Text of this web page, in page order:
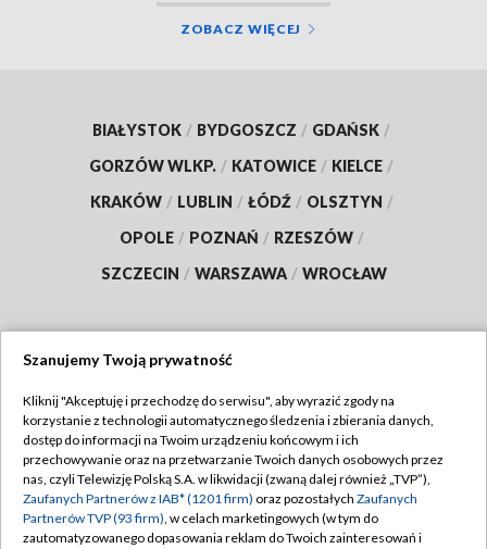
ZOBACZ WIĘCEJ
BIAŁYSTOK / BYDGOSZCZ / GDAŃSK /
GORZÓW WLKP. / KATOWICE / KIELCE /
KRAKÓW / LUBLIN / ŁÓDŹ / OLSZTYN /
OPOLE / POZNAŃ / RZESZÓW /
SZCZECIN / WARSZAWA / WROCŁAW
TVP
Abonament TVP
Emisja w TVP
Centrum informacji TVP
Regulamin TVP
Polityka prywatności
Moje zgody
Szanujemy Twoją prywatność
Kliknij "Akceptuję i przechodzę do serwisu", aby wyrazić zgody na
korzystanie z technologii automatycznego śledzenia i zbierania danych,
dostęp do informacji na Twoim urządzeniu końcowym i ich
przechowywanie oraz na przetwarzanie Twoich danych osobowych przez
nas, czyli Telewizję Polską S.A. w likwidacji (zwaną dalej również „TVP”),
Zaufanych Partnerów z IAB* (1201 firm) oraz pozostałych Zaufanych
Partnerów TVP (93 firm), w celach marketingowych (w tym do
zautomatyzowanego dopasowania reklam do Twoich zainteresowań i